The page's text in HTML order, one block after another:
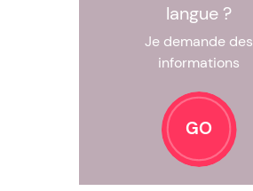
langue ?
Je demande des
informations
GO